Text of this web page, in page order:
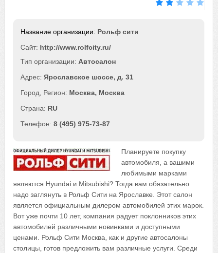
Рольф сити
Сайт: http://www.rolfcity.ru/
Автосалон
Ярославское шоссе, д. 31
Москва, Москва
RU
8 (495) 975-73-87
Планируете покупку
автомобиля, а вашими
любимыми марками
являются Hyundai и Mitsubishi? Тогда вам обязательно
надо заглянуть в Рольф Сити на Ярославке. Этот салон
является официальным дилером автомобилей этих марок.
Вот уже почти 10 лет, компания радует поклонников этих
автомобилей различными новинками и доступными
ценами. Рольф Сити Москва, как и другие автосалоны
столицы, готов предложить вам различные услуги. Среди